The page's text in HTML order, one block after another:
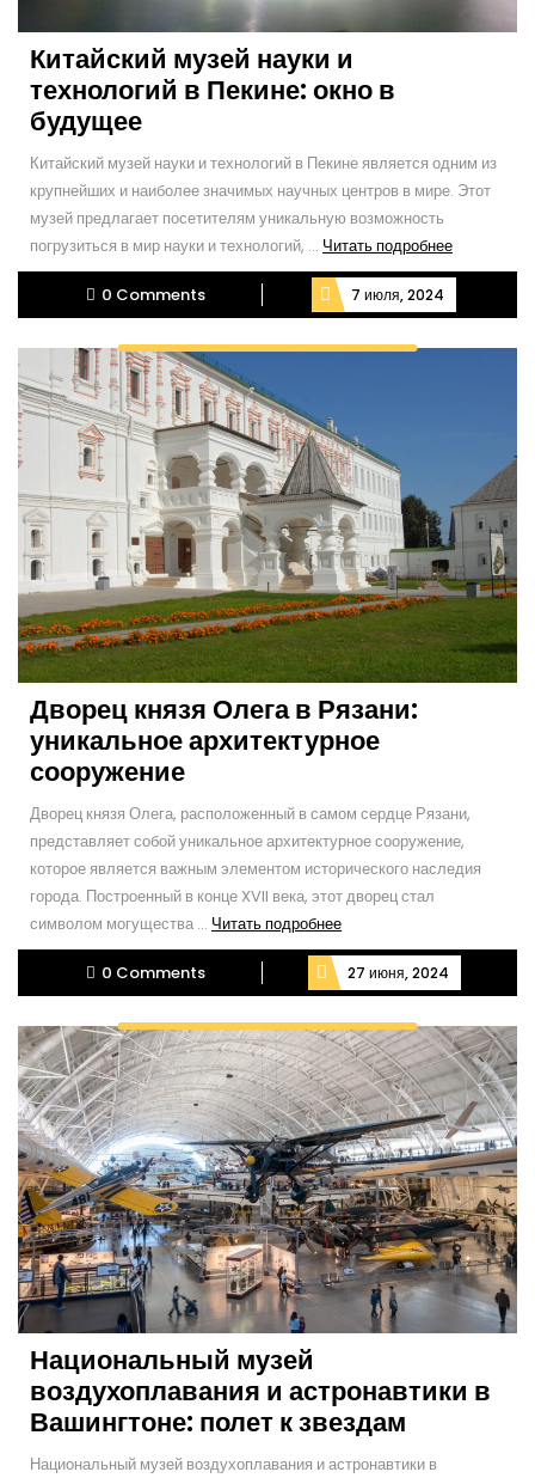
Китайский музей науки и
технологий в Пекине: окно в
будущее
Китайский музей науки и технологий в Пекине является одним из
крупнейших и наиболее значимых научных центров в мире. Этот
музей предлагает посетителям уникальную возможность
погрузиться в мир науки и технологий, ... Читать подробнееЧитать
подробнее
0 Comments
7 июля, 2024
Дворец князя Олега в Рязани:
уникальное архитектурное
сооружение
Дворец князя Олега, расположенный в самом сердце Рязани,
представляет собой уникальное архитектурное сооружение,
которое является важным элементом исторического наследия
города. Построенный в конце XVII века, этот дворец стал
символом могущества ... Читать подробнееЧитать
подробнее
0 Comments
27 июня, 2024
Национальный музей
воздухоплавания и астронавтики в
Вашингтоне: полет к звездам
Национальный музей воздухоплавания и астронавтики в